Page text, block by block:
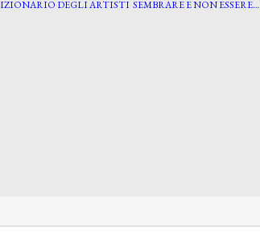
DEGLI ARTISTI SEMBRARE E NON ESSERE…